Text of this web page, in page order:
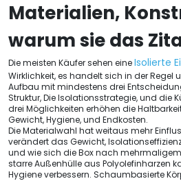
Materialien,
warum sie das
Die meisten Käufer sehen eineIsolierte
Wirklichkeit, es handelt sich in der Regel
Aufbau mit mindestens drei
Struktur, Die Isolationsstrategie, und die
drei Möglichkeiten erhöhen die
Gewicht, Hygiene, und Endkosten.
Die Materialwahl hat weitaus mehr
verändert das Gewicht,
und wie sich die Box nach
starre Außenhülle aus Polyolefinharzen
Hygiene verbessern. Schaumbasierte